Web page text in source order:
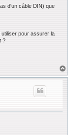
d'un câble DIN) que
pour assurer la
?